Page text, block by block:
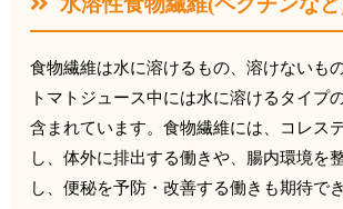
食物繊維は水に溶けるもの、溶けないも
トマトジュース中には水に溶けるタイプ
含まれています。食物繊維には、コレス
し、体外に排出する働きや、腸内環境を
し、便秘を予防・改善する働きも期待でき